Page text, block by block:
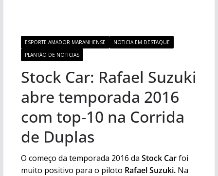
ESPORTE AMADOR MARANHENSE
NOTICIA EM DESTAQUE
PLANTÃO DE NOTICIAS
Stock Car: Rafael Suzuki
abre temporada 2016
com top-10 na Corrida
de Duplas
O começo da temporada 2016 da Stock Carfoi
muito positivo para o piloto Rafael Suzuki.Na